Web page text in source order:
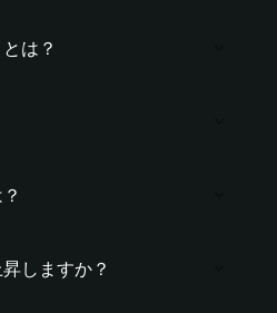
は？
しますか？